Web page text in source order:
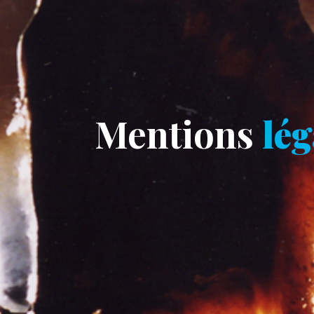
Mentions